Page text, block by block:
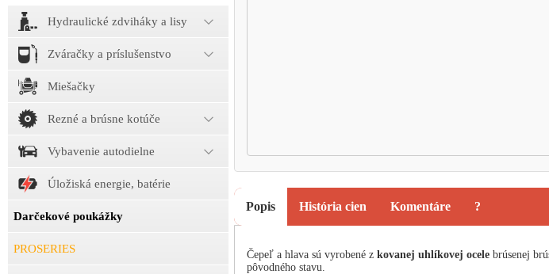
Hydraulické zdviháky a lisy
Zváračky a príslušenstvo
Miešačky
Rezné a brúsne kotúče
Vybavenie autodielne
Úložiská energie, batérie
Darčekové poukážky
PROSERIES
Popis História cien Komentáre ?
Čepeľ a hlava sú vyrobené z kovanej uhlíkovej ocelebrúsenej
pôvodného stavu.